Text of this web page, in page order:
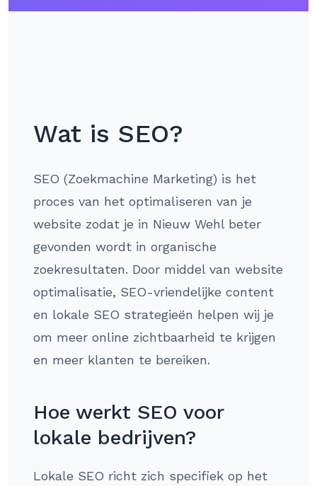
Wat is SEO?
SEO (Zoekmachine Marketing) is het
proces van het optimaliseren van je
website zodat je in Nieuw Wehl beter
gevonden wordt in organische
zoekresultaten. Door middel van website
optimalisatie, SEO-vriendelijke content
en lokale SEO strategieën helpen wij je
om meer online zichtbaarheid te krijgen
en meer klanten te bereiken.
Hoe werkt SEO voor
lokale bedrijven?
Lokale SEO richt zich specifiek op het